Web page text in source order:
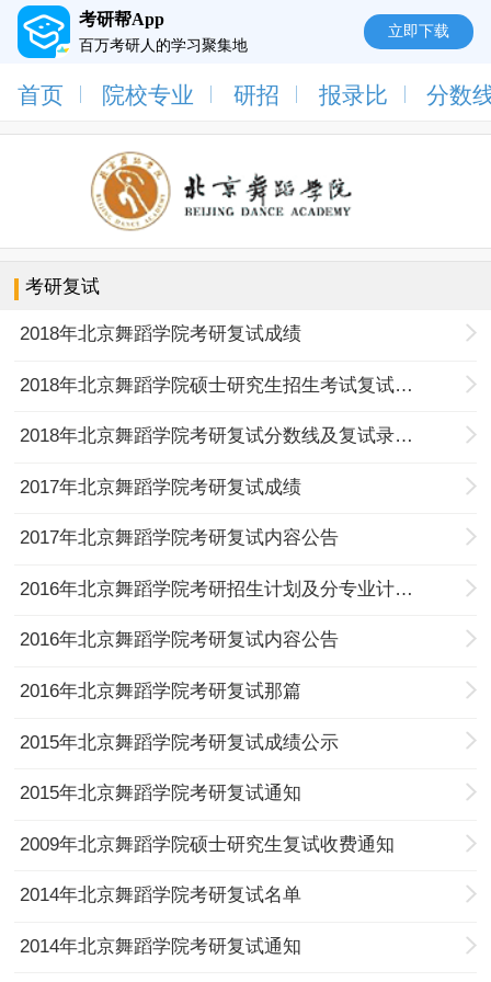
考研帮App
百万考研人的学习聚集地
立即下载
首页 院校专业 研招 报录比 分数
考研复试
2018年北京舞蹈学院考研复试成绩
2018年北京舞蹈学院硕士研究生招生考试复试内容公告
2018年北京舞蹈学院考研复试分数线及复试录取工作安排
2017年北京舞蹈学院考研复试成绩
2017年北京舞蹈学院考研复试内容公告
2016年北京舞蹈学院考研招生计划及分专业计划分配方案公告
2016年北京舞蹈学院考研复试内容公告
2016年北京舞蹈学院考研复试那篇
2015年北京舞蹈学院考研复试成绩公示
2015年北京舞蹈学院考研复试通知
2009年北京舞蹈学院硕士研究生复试收费通知
2014年北京舞蹈学院考研复试名单
2014年北京舞蹈学院考研复试通知